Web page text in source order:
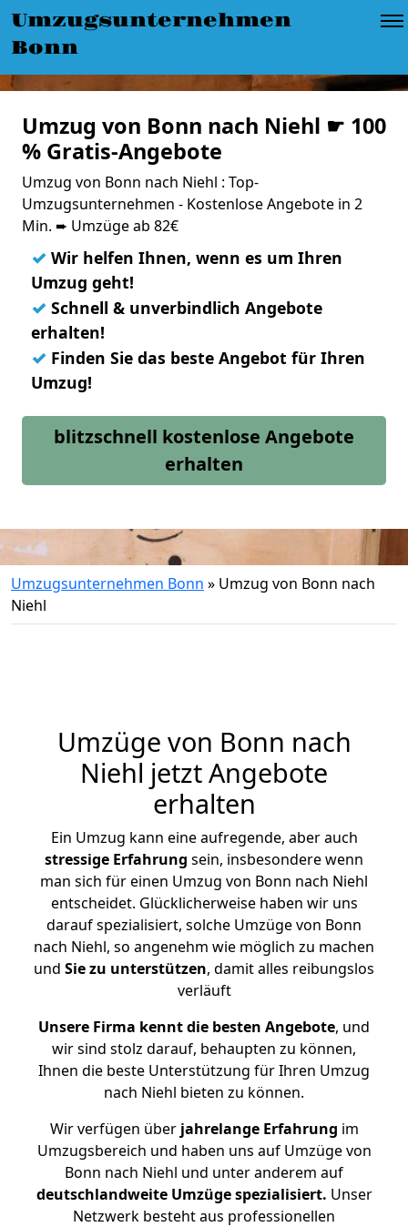
Umzugsunternehmen
Bonn
Umzug von Bonn nach Niehl ☛ 100
% Gratis-Angebote
Umzug von Bonn nach Niehl : Top-
Umzugsunternehmen - Kostenlose Angebote in 2
Min. ➨ Umzüge ab 82€
✓ Wir helfen Ihnen, wenn es um Ihren
Umzug geht!
✓ Schnell & unverbindlich Angebote
erhalten!
✓ Finden Sie das beste Angebot für Ihren
Umzug!
blitzschnell kostenlose Angebote
erhalten
Umzugsunternehmen Bonn » Umzug von Bonn nach
Niehl
Umzüge von Bonn nach
Niehl jetzt Angebote
erhalten
Ein Umzug kann eine aufregende, aber auch
stressige Erfahrung sein, insbesondere wenn
man sich für einen Umzug von Bonn nach Niehl
entscheidet. Glücklicherweise haben wir uns
darauf spezialisiert, solche Umzüge von Bonn
nach Niehl, so angenehm wie möglich zu machen
und Sie zu unterstützen, damit alles reibungslos
verläuft
Unsere Firma kennt die besten Angebote, und
wir sind stolz darauf, behaupten zu können,
Ihnen die beste Unterstützung für Ihren Umzug
nach Niehl bieten zu können.
Wir verfügen überjahrelange Erfahrung im
Umzugsbereich und haben uns auf Umzüge von
Bonn nach Niehl und unter anderem auf
deutschlandweite Umzüge spezialisiert. Unser
Netzwerk besteht aus professionellen